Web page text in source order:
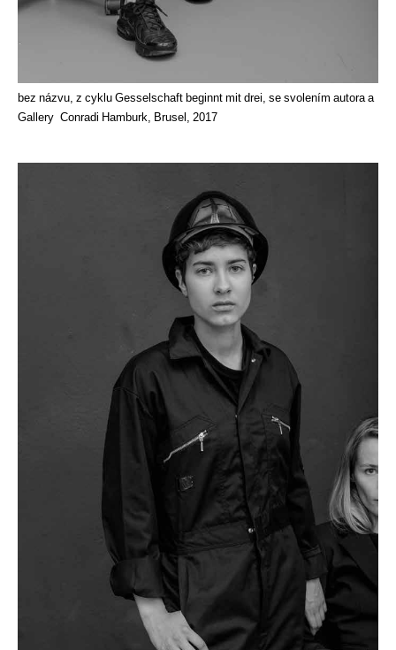
bez názvu, z cyklu Gesselschaft beginnt mit drei, se svolením autora a
Gallery Conradi Hamburk, Brusel, 2017